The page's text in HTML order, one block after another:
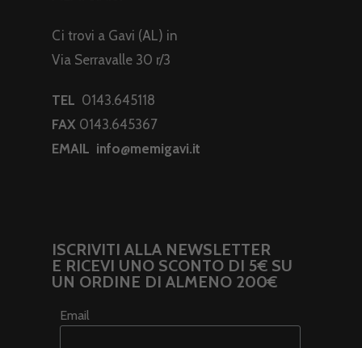
Ci trovi a Gavi (AL) in
Via Serravalle 30 r/3
TEL 0143.645118
FAX 0143.645367
EMAIL info@memigavi.it
ISCRIVITI ALLA NEWSLETTER
E RICEVI UNO SCONTO DI 5€ SU
UN ORDINE DI ALMENO 200€
Email